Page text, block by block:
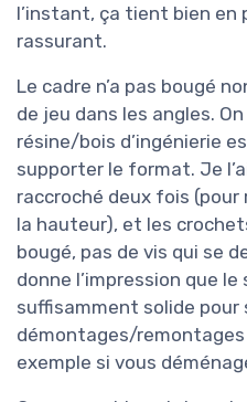
l’instant, ça tient bien en
rassurant.
Le cadre n’a pas bougé
de jeu dans les angles.
résine/bois d’ingénierie
supporter le format. Je
raccroché deux fois
la hauteur), et les
bougé, pas de vis qui se
donne l’impression que
suffisamment solide pour
démontages/remontages
exemple si vous